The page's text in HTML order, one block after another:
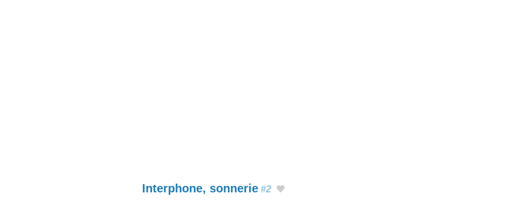
Interphone, sonnerie #2